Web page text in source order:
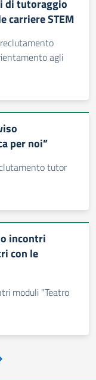
di tutoraggio
carriere STEM
agli
per noi”
tutor
incontri
con le
moduli "Teatro
successiva